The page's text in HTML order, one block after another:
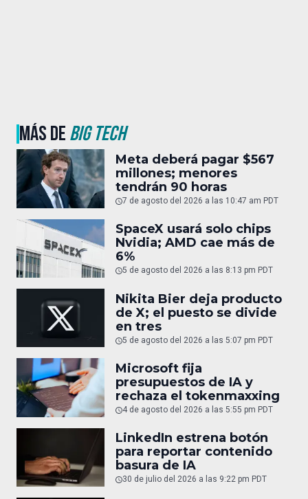
MÁS DEBIG TECH
Meta deberá pagar $567
millones; menores
tendrán 90 horas
7 de agosto del 2026 a las 10:47 am PDT
SpaceX usará solo chips
Nvidia; AMD cae más de
6%
5 de agosto del 2026 a las 8:13 pm PDT
Nikita Bier deja producto
de X; el puesto se divide
en tres
5 de agosto del 2026 a las 5:07 pm PDT
Microsoft fija
presupuestos de IA y
rechaza el tokenmaxxing
4 de agosto del 2026 a las 5:55 pm PDT
LinkedIn estrena botón
para reportar contenido
basura de IA
30 de julio del 2026 a las 9:22 pm PDT